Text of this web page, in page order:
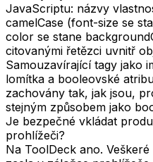
JavaScriptu: názvy
camelCase (font-size se
color se stane
citovanými řetězci uvnitř
Samouzavírající tagy jako
lomítka a booleovské
zachovány tak, jak jsou,
stejným způsobem jako
Je bezpečné vkládat
prohlížeči?
Na ToolDeck ano.